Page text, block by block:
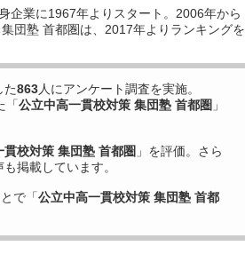
企業に1967年よりスタート。2006年から
団塾 首都圏は、2017年よりランキングを
た863人にアンケート調査を実施。
「公立中高一貫校対策 集団塾 首都圏 」
貫校対策 集団塾 首都圏 」を評価。さら
掲載しています。
で「公立中高一貫校対策 集団塾 首都